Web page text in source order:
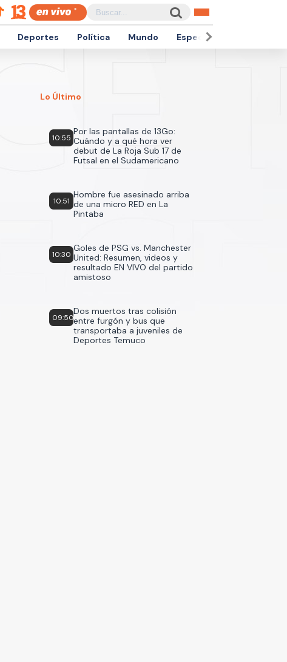
Deportes Política Mundo Espectáculos
Lo Último
10:55
Por las pantallas de 13Go:
Cuándo y a qué hora ver
debut de La Roja Sub 17 de
Futsal en el Sudamericano
10:51
Hombre fue asesinado arriba
de una micro RED en La
Pintaba
10:30
Goles de PSG vs. Manchester
United: Resumen, videos y
resultado EN VIVO del partido
amistoso
09:50
Dos muertos tras colisión
entre furgón y bus que
transportaba a juveniles de
Deportes Temuco